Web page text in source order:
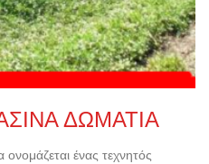
ΔΩΜΑΤΙΑ
ένας τεχνητός